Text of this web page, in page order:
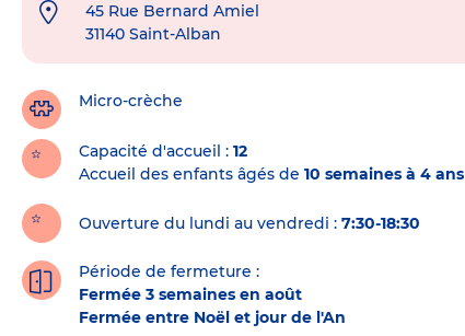
Adresse
crèche
45 Rue Bernard Amiel
31140 Saint-Alban
Micro-crèche
Capacité d'accueil
12
Accueil des enfants âgés de 10 semaines à 4 ans
Ouverture du lundi au vendredi : 7:30-18:30
Période de fermeture :
Fermée 3 semaines en août
Fermée entre Noël et jour de l'An